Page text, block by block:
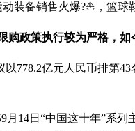
备销售火爆?⛵，篮球
政策执行较为严格，如
亿元人民币排第43
日“中国这十年”系列